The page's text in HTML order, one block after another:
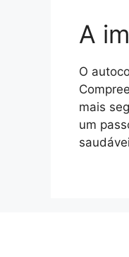
A
O
mais
um